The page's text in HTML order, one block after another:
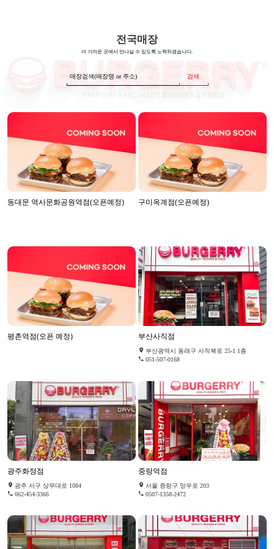
전국매장
더 가까운 곳에서 만나실 수 있도록 노력하겠습니다.
검색
동대문 역사문화공원역점(오픈예정) 구미옥계점(오픈예정)
평촌역점(오픈 예정) 부산사직점
부산광역시 동래구 사직북로 25-1 1층
051-507-0168
광주화정점
광주 서구 상무대로 1084
062-454-3366
중랑역점
서울 중랑구 망우로 203
0507-1358-2472